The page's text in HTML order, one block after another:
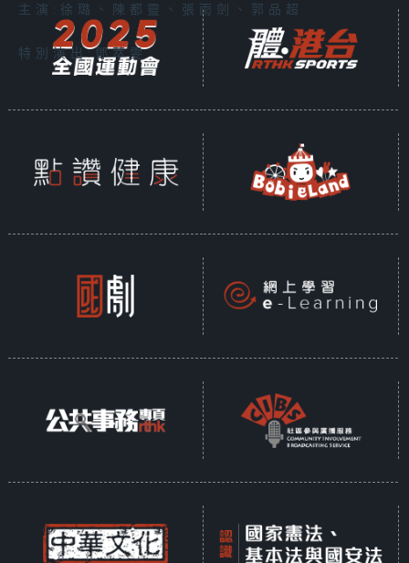
主演:徐璐、陳都靈、張雨劍、郭品超
特別演出:鄧萃雯